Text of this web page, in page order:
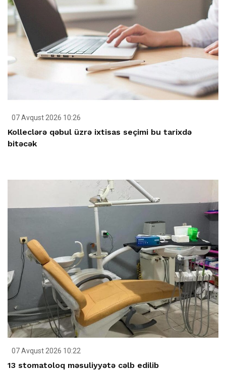
07 Avqust 2026 10:26
Kolleclərə qəbul üzrə ixtisas seçimi bu tarixdə
bitəcək
07 Avqust 2026 10:22
13 stomatoloq məsuliyyətə cəlb edilib